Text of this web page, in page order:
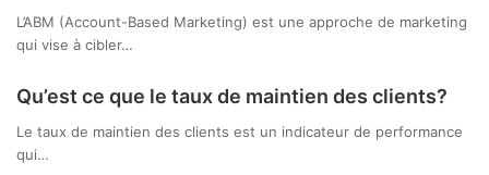
L’ABM (Account-Based Marketing) est une approche de marketing
qui vise à cibler…
Qu’est ce que le taux de maintien des clients?
Le taux de maintien des clients est un indicateur de performance
qui…